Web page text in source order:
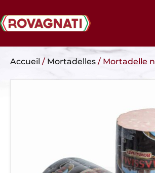
Accueil / Mortadelles / Mortadelle